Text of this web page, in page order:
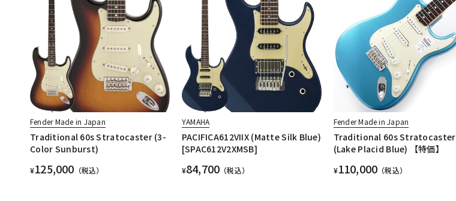
Fender Made in Japan
Traditional 60s Stratocaster (3-
Color Sunburst)
¥125,000 （税込）
YAMAHA
PACIFICA612VIIX (Matte Silk Blue)
[SPAC612V2XMSB]
¥84,700 （税込）
Fender Made in Japan
Traditional 60s Stratocaster
(Lake Placid Blue) 【特価】
¥110,000 （税込）